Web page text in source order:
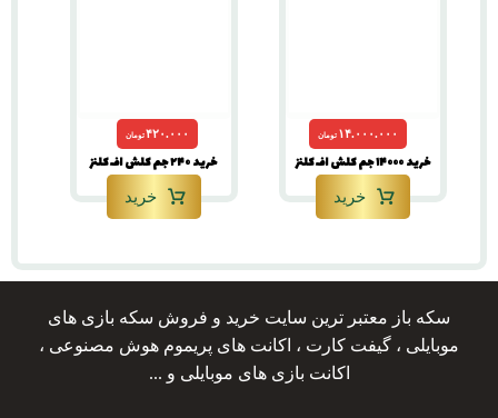
خرید ۱۴۰۰۰ جم کلش اف کلنز
۱۴.۰۰۰.۰۰۰ تومان
خرید
خرید ۲۴۰ جم کلش اف کلنز
۴۲۰.۰۰۰تومان
خرید
سکه باز معتبر ترین سایت خرید و فروش سکه بازی های
موبایلی ، گیفت کارت ، اکانت های پریموم هوش مصنوعی ،
اکانت بازی های موبایلی و ...